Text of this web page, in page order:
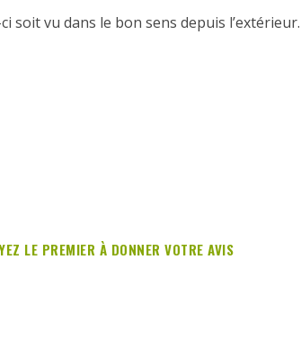
soit vu dans le bon sens depuis l’extérieur.
LE PREMIER À DONNER VOTRE AVIS